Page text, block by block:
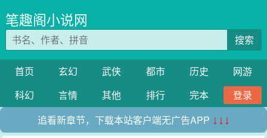
笔趣阁小说网
搜索
首页 玄幻 武侠 都市 历史
网游
科幻
言情 其他 排行 完本
登录
追看新章节，下载本站客户端无广告APP ↓↓↓